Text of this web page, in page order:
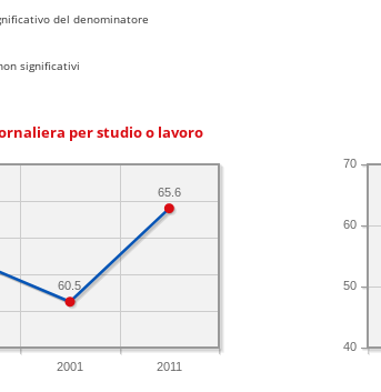
del denominatore
significativi
per studio o lavoro
2001 2011
65.6
60.5
40
50
60
70